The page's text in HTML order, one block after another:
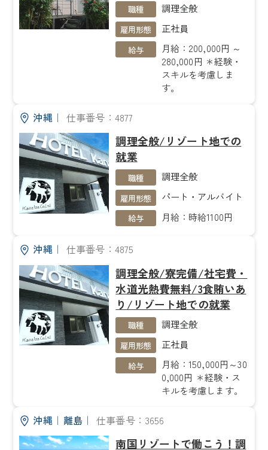
職種 調理全般
雇用形態 正社員
給与
月給：200,000円 ～
280,000円 ＊経験・
スキルを考慮しま
す。
沖縄｜ 仕事番号：4877
調理全般/リゾート地での
就業
職種 調理全般
雇用形態 パート・アルバイト
給与 月給：時給1100円
沖縄｜ 仕事番号：4875
調理全般/寮完備/社宅費・
水道光熱費無料/3食賄いあ
り/リゾート地での就業
職種 調理全般
雇用形態 正社員
給与
月給：150,000円～30
0,000円 ＊経験・ス
キルを考慮します。
沖縄｜ 離島 ｜ 仕事番号：3656
南国リゾートで働こう！調